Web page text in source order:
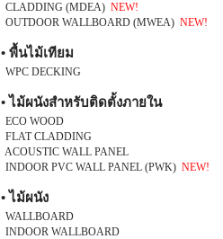
CLADDING (MDEA) NEW!
OUTDOOR WALLBOARD (MWEA) NEW!
• พื้นไม้เทียม
WPC DECKING
• ไม้ผนังสำหรับติดตั้งภายใน
ECO WOOD
FLAT CLADDING
ACOUSTIC WALL PANEL
INDOOR PVC WALL PANEL (PWK) NEW!
• ไม้ผนัง
WALLBOARD
INDOOR WALLBOARD